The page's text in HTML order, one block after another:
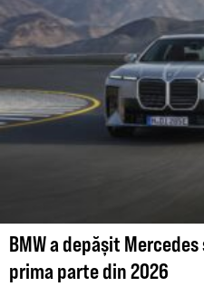
BMW a depășit
prima parte din 2026